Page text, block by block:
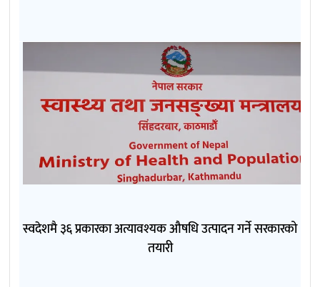
स्वदेशमै ३६ प्रकारका अत्यावश्यक औषधि उत्पादन गर्ने सरकारको
तयारी